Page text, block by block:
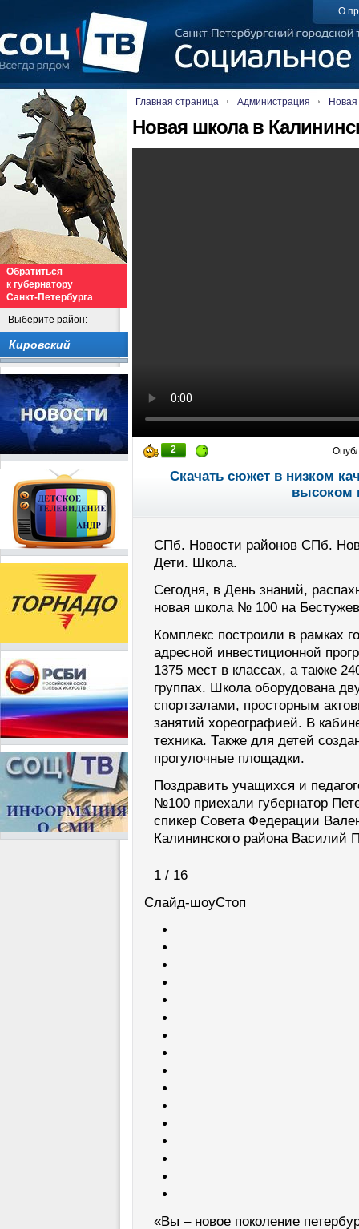
О
Обратиться
к губернатору
Санкт-Петербурга
Выберите район:
Кировский
Главная страница Администрация
Новая школа в
2
Скачать сюжет в низком
высоком
СПб. Новости районов СПб.
Дети. Школа.
Сегодня, в День знаний,
новая школа № 100 на
Комплекс построили в рамках
адресной инвестиционной
1375 мест в классах, а также
группах. Школа оборудована
спортзалами, просторным
занятий хореографией. В
техника. Также для детей
прогулочные площадки.
Поздравить учащихся и
№100 приехали губернатор
спикер Совета Федерации
Калининского района Василий
1 / 16
Слайд-шоуСтоп
«Вы – новое поколение